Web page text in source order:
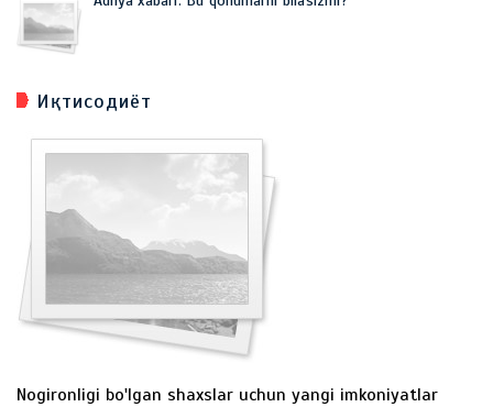
Иқтисодиёт
Nogironligi bo'lgan shaxslar uchun yangi imkoniyatlar